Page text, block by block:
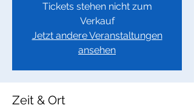
Tickets stehen nicht zum
Verkauf
Jetzt andere Veranstaltungen
ansehen
Zeit & Ort